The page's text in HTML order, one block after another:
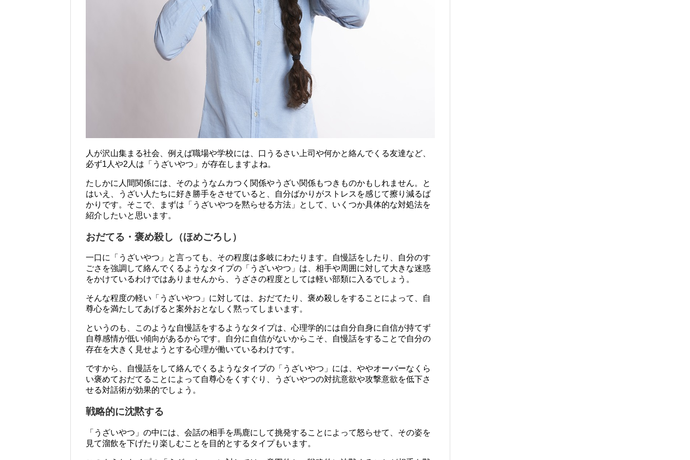
人が沢山集まる社会、例えば職場や学校には、口うるさい上司や何かと絡んでくる友達など、
必ず1人や2人は「うざいやつ」が存在しますよね。
たしかに人間関係には、そのようなムカつく関係やうざい関係もつきものかもしれません。と
はいえ、うざい人たちに好き勝手をさせていると、自分ばかりがストレスを感じて擦り減るば
かりです。そこで、まずは「うざいやつを黙らせる方法」として、いくつか具体的な対処法を
紹介したいと思います。
おだてる・褒め殺し（ほめごろし）
一口に「うざいやつ」と言っても、その程度は多岐にわたります。自慢話をしたり、自分のす
ごさを強調して絡んでくるようなタイプの「うざいやつ」は、相手や周囲に対して大きな迷惑
をかけているわけではありませんから、うざさの程度としては軽い部類に入るでしょう。
そんな程度の軽い「うざいやつ」に対しては、おだてたり、褒め殺しをすることによって、自
尊心を満たしてあげると案外おとなしく黙ってしまいます。
というのも、このような自慢話をするようなタイプは、心理学的には自分自身に自信が持てず
自尊感情が低い傾向があるからです。自分に自信がないからこそ、自慢話をすることで自分の
存在を大きく見せようとする心理が働いているわけです。
ですから、自慢話をして絡んでくるようなタイプの「うざいやつ」には、ややオーバーなくら
い褒めておだてることによって自尊心をくすぐり、うざいやつの対抗意欲や攻撃意欲を低下さ
せる対話術が効果的でしょう。
戦略的に沈黙する
「うざいやつ」の中には、会話の相手を馬鹿にして挑発することによって怒らせて、その姿を
見て溜飲を下げたり楽しむことを目的とするタイプもいます。